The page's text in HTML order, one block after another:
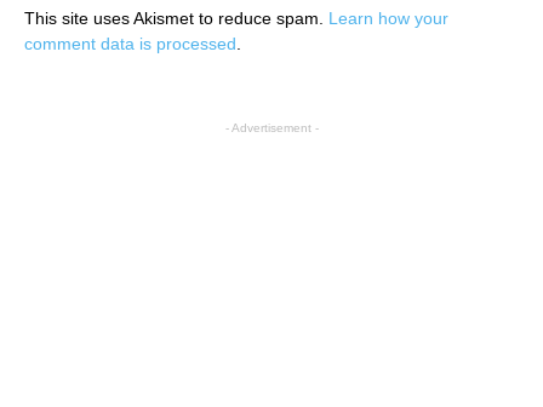
This site uses Akismet to reduce spam. Learn how your
comment data is processed
- Advertisement -